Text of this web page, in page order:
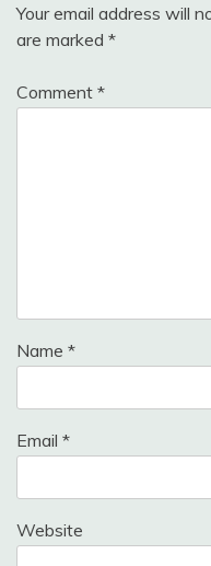
Your email address will
are marked *
Comment *
Name *
Email *
Website